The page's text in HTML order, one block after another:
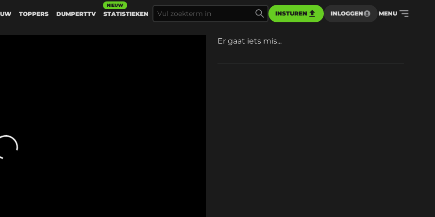
TOPPERS DUMPERTTV STATISTIEKEN
NIEUW
INSTUREN INLOGGEN MENU
Er gaat iets mis...